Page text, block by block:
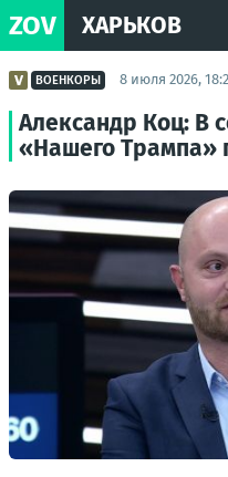
ZOV ХАРЬКОВ
ВОЕНКОРЫ 8 июля 2026,
Александр Коц: В
«Нашего Трампа»